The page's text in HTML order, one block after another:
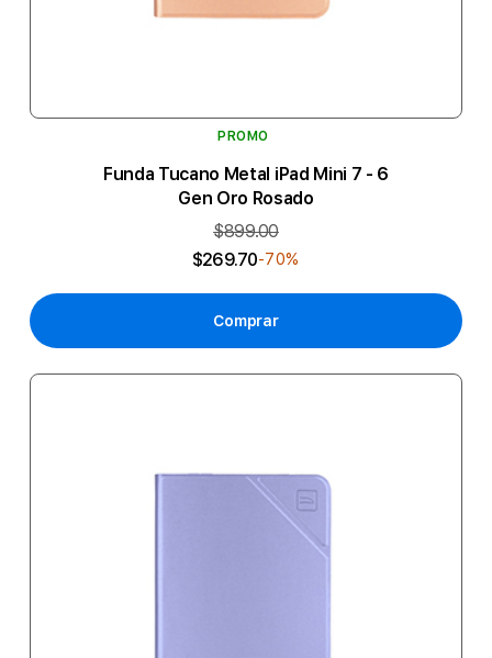
PROMO
Funda Tucano Metal iPad Mini 7 - 6
Gen Oro Rosado
$899.00
$269.70-70%
Comprar